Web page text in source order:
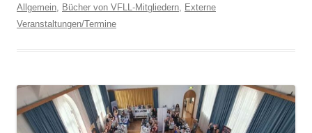
Allgemein Bücher von VFLL-Mitgliedern Externe
Veranstaltungen/Termine